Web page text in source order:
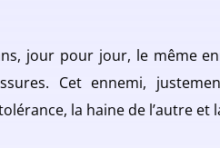
jour pour jour, le même
Cet ennemi,
la haine de l’autre et